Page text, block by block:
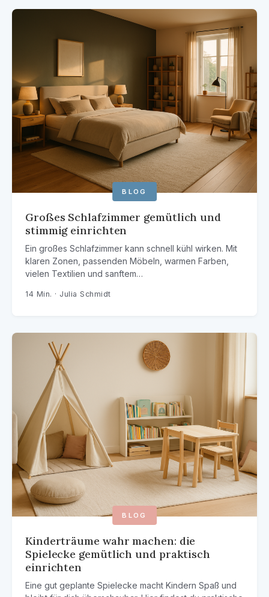
BLOG
Großes Schlafzimmer gemütlich und
stimmig einrichten
Ein großes Schlafzimmer kann schnell kühl wirken. Mit
klaren Zonen, passenden Möbeln, warmen Farben,
vielen Textilien und sanftem…
14 Min. · Julia Schmidt
BLOG
Kinderträume wahr machen: die
Spielecke gemütlich und praktisch
einrichten
Eine gut geplante Spielecke macht Kindern Spaß und